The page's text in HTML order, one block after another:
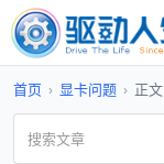
首页 › 显卡问题 › 正文